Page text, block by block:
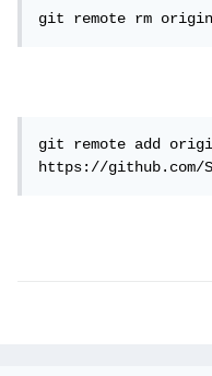
git remote rm origin
git remote add
https://github.com/